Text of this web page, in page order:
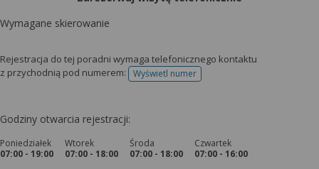
Wymagane skierowanie
Rejestracja do tej poradni wymaga telefonicznego kontaktu
z przychodnią pod numerem:
Wyświetl numertelefonu do rejestracji
Godziny otwarcia rejestracji:
Poniedziałek
07:00 - 19:00
Wtorek
07:00 - 18:00
Środa
07:00 - 18:00
Czwartek
07:00 - 16:00